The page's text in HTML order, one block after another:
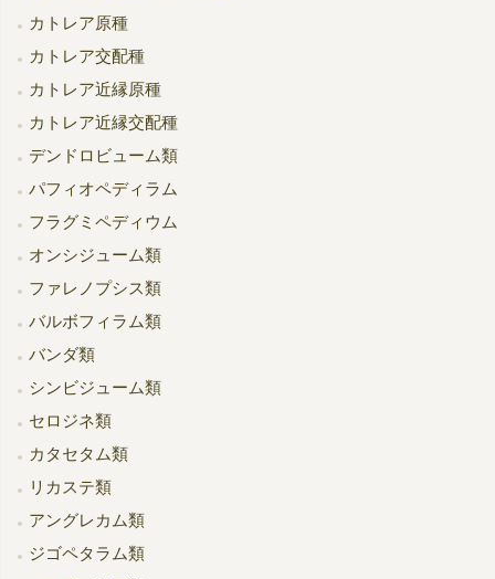
カトレア原種
カトレア交配種
カトレア近縁原種
カトレア近縁交配種
デンドロビューム類
パフィオペディラム
フラグミペディウム
オンシジューム類
ファレノプシス類
バルボフィラム類
バンダ類
シンビジューム類
セロジネ類
カタセタム類
リカステ類
アングレカム類
ジゴペタラム類